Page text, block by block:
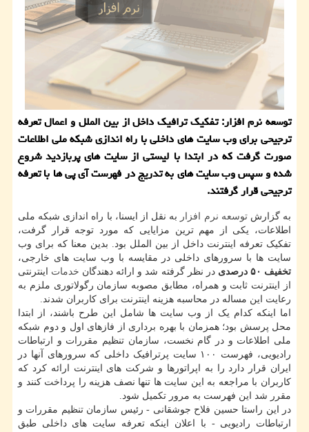
توسعه نرم افزار: تفكیك ترافیك داخل از بین الملل و اعمال تعرفه
ترجیحی برای وب سایت های داخلی با راه اندازی شبكه ملی اطلاعات
صورت گرفت كه در ابتدا با لیستی از سایت های پربازدید شروع
شده و سپس وب سایت های به تدریج در فهرست آی پی ها با تعرفه
ترجیحی قرار گرفتند.
به گزارشتوسعه نرم افزار به نقل از ایسنا، با راه اندازی شبکه ملی
اطلاعات، یکی از مهم ترین مزایایی که مورد توجه قرار گرفت،
تفکیک تعرفه اینترنت داخل از بین الملل بود. بدین معنا که برای وب
سایت ها با سرورهای داخلی در مقایسه با وب سایت های خارجی،
تخفیف ۵۰ درصدی
در نظر گرفته شد و ارائه دهندگان خدمات اینترنتی
از اینترنت ثابت و همراه، مطابق مصوبه سازمان رگولاتوری ملزم به
رعایت این مساله در محاسبه هزینه اینترنت برای کاربران شدند.
اما اینکه کدام یک از وب سایت ها شامل این طرح باشند، از ابتدا
محل پرسش بود؛ همزمان با بهره برداری از فازهای اول و دوم شبکه
ملی اطلاعات و در گام نخست، سازمان تنظیم مقررات و ارتباطات
رادیویی، فهرست ۱۰۰ سایت پرترافیک داخلی که سرورهای آنها در
ایران قرار دارد را به اپراتورها و شرکت های اینترنت ارائه کرد که
کاربران با مراجعه به این سایت ها تنها نصف هزینه را پرداخت کنند و
مقرر شد این فهرست به مرور تکمیل شود.
در این راستا حسین فلاح جوشقانی - رئیس سازمان تنظیم مقررات و
ارتباطات رادیویی - با اعلان اینکه تعرفه سایت های داخلی طبق